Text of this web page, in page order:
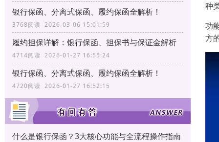
银行保函、分离式保函、履约保函全解析！
3768阅读 2026-03-06 15:01:59
履约担保详解：银行保函、担保书与保证金解析
4714阅读 2026-01-27 16:55:24
银行保函、分离式保函、履约保函全解析！
4720阅读 2026-01-27 16:52:15
什么是银行保函？3大核心功能与全流程操作指南
种
功
方